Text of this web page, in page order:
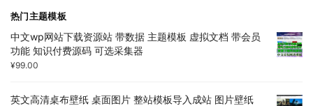
热门主题模板
中文wp网站下载资源站 带数据 主题模板 虚拟文档 带会员
功能 知识付费源码 可选采集器
¥99.00
英文高清桌布壁纸 桌面图片 整站模板导入成站 图片壁纸